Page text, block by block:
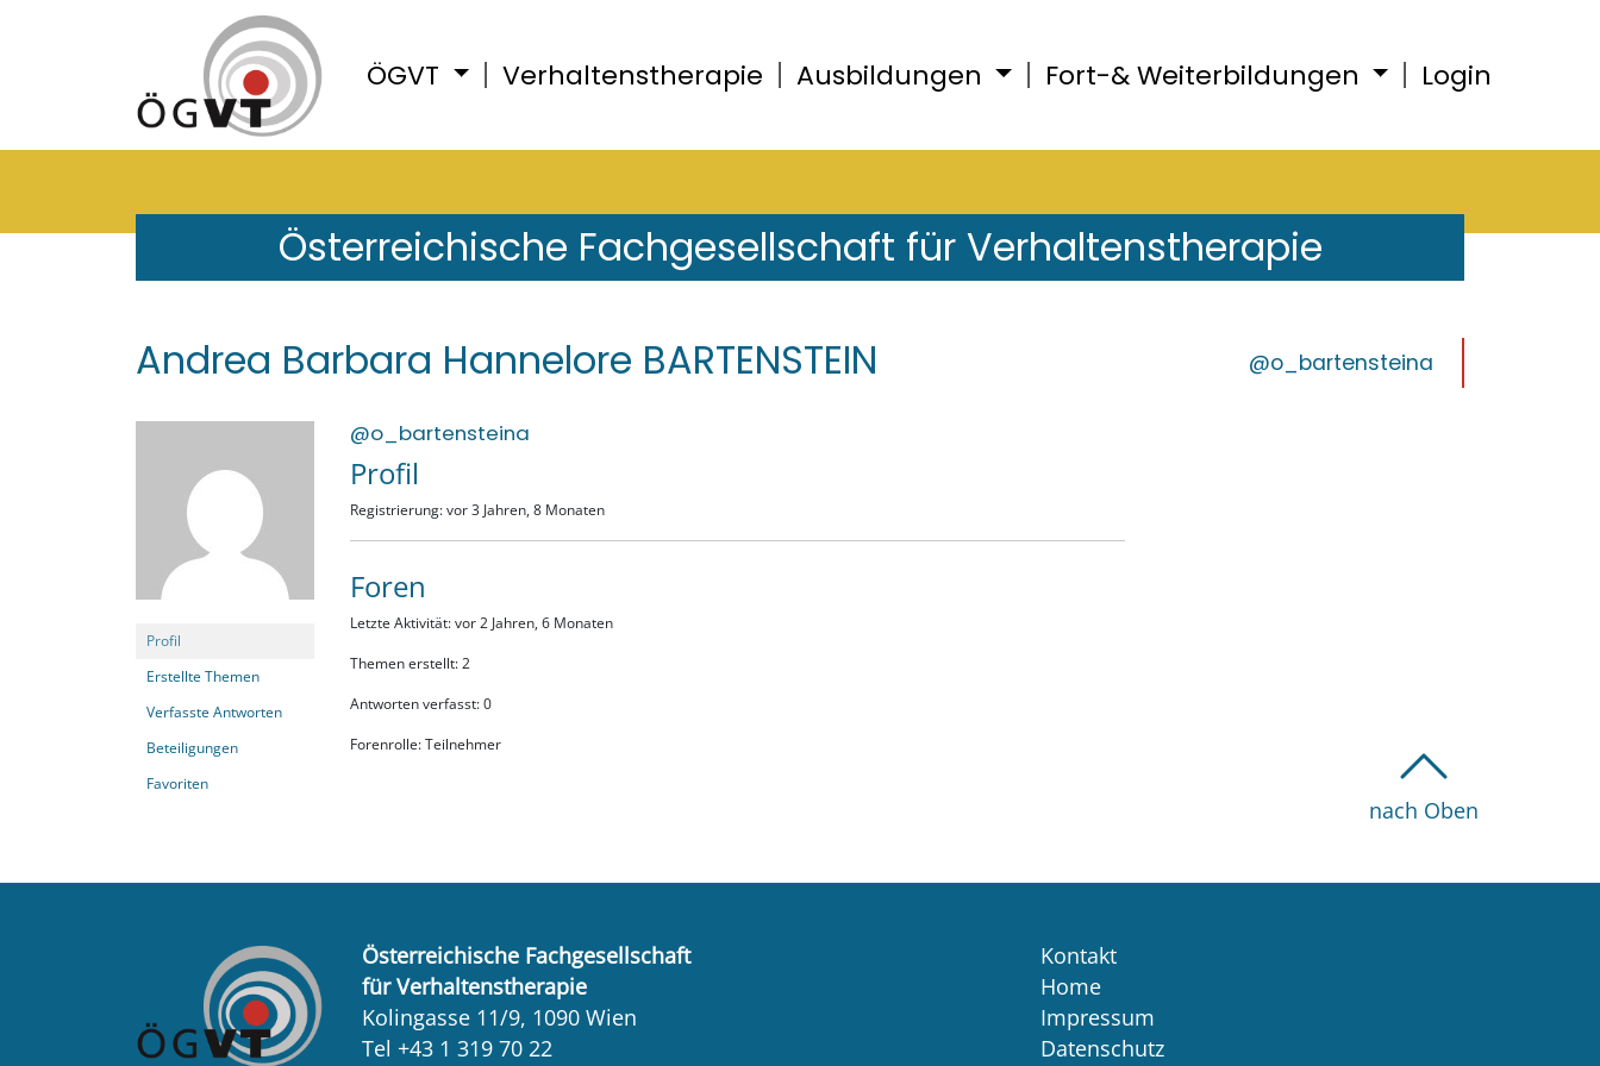
ÖGVT Verhaltenstherapie Ausbildungen Fort-& Weiterbildungen Login
Österreichische Fachgesellschaft für Verhaltenstherapie
Andrea Barbara Hannelore BARTENSTEIN
Profil
Erstellte Themen
Verfasste Antworten
Beteiligungen
Favoriten
@o_bartensteina
Profil
Registrierung: vor 3 Jahren, 8 Monaten
Foren
Letzte Aktivität: vor 2 Jahren, 6 Monaten
Themen erstellt: 2
Antworten verfasst: 0
Forenrolle: Teilnehmer
@o_bartensteina
nach Oben
Österreichische Fachgesellschaft
für Verhaltenstherapie
Kolingasse 11/9, 1090 Wien
Tel +43 1 319 70 22
Kontakt
Home
Impressum
Datenschutz